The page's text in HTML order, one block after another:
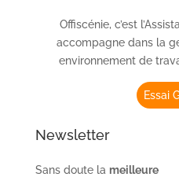
Offiscénie, c’est
accompagne dans la
environnement de
Essai
Newsletter
Sans doute la meilleure